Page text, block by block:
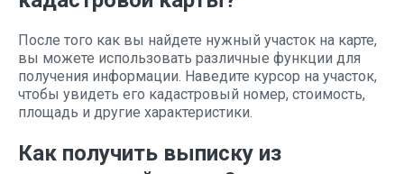
После того как вы найдете нужный участок на карте,
вы можете использовать различные функции для
получения информации. Наведите курсор на участок,
чтобы увидеть его кадастровый номер, стоимость,
площадь и другие характеристики.
Как получить выписку из